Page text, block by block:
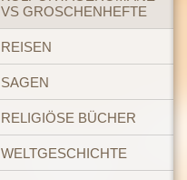
VS GROSCHENHEFTE
REISEN
SAGEN
RELIGIÖSE BÜCHER
WELTGESCHICHTE